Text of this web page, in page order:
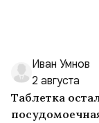
Иван Умнов
2 августа
Таблетка